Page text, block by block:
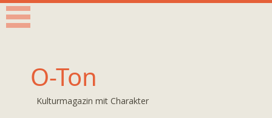
O-Ton
Kulturmagazin mit Charakter